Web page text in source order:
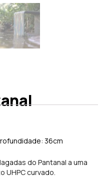
36cm
do Pantanal a uma
curvado.